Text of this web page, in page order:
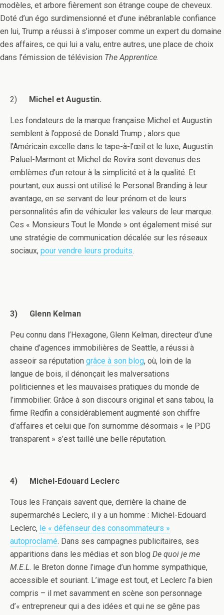
modèles, et arbore fièrement son étrange coupe de cheveux.
Doté d’un égo surdimensionné et d’une inébranlable confiance
en lui, Trump a réussi à s’imposer comme un expert du domaine
des affaires, ce qui lui a valu, entre autres, une place de choix
dans l’émission de télévision The Apprentice.
2) Michel et Augustin.
Les fondateurs de la marque française Michel et Augustin
semblent à l’opposé de Donald Trump ; alors que
l’Américain excelle dans le tape-à-l’œil et le luxe, Augustin
Paluel-Marmont et Michel de Rovira sont devenus des
emblèmes d’un retour à la simplicité et à la qualité. Et
pourtant, eux aussi ont utilisé le Personal Branding à leur
avantage, en se servant de leur prénom et de leurs
personnalités afin de véhiculer les valeurs de leur marque.
Ces « Monsieurs Tout le Monde » ont également misé sur
une stratégie de communication décalée sur les réseaux
sociaux, pour vendre leurs produits.
3) Glenn Kelman
Peu connu dans l’Hexagone, Glenn Kelman, directeur d’une
chaine d’agences immobilières de Seattle, a réussi à
asseoir sa réputation grâce à son blog, où, loin de la
langue de bois, il dénonçait les malversations
politiciennes et les mauvaises pratiques du monde de
l’immobilier. Grâce à son discours original et sans tabou, la
firme Redfin a considérablement augmenté son chiffre
d’affaires et celui que l’on surnomme désormais « le PDG
transparent » s’est taillé une belle réputation.
4) Michel-Edouard Leclerc
Tous les Français savent que, derrière la chaine de
supermarchés Leclerc, il y a un homme : Michel-Edouard
Leclerc, le « défenseur des consommateurs »
autoproclamé. Dans ses campagnes publicitaires, ses
apparitions dans les médias et son blog De quoi je me
M.E.L. le Breton donne l’image d’un homme sympathique,
accessible et souriant. L’image est tout, et Leclerc l’a bien
compris – il met savamment en scène son personnage
d’« entrepreneur qui a des idées et qui ne se gêne pas